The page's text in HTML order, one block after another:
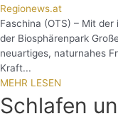
Regionews.at
Faschina (OTS) – Mit
der Biosphärenpark
neuartiges, naturnahes
Kraft...
MEHR LESEN
Schlafen